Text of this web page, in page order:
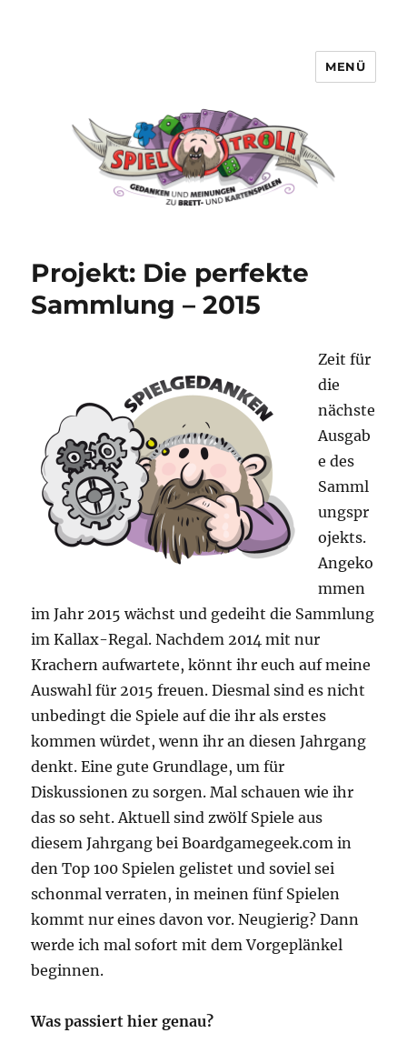
MENÜ
Projekt: Die perfekte
Sammlung – 2015
Zeit für
die
nächste
Ausgab
e des
Samml
ungspr
ojekts.
Angeko
mmen
im Jahr 2015 wächst und gedeiht die Sammlung
im Kallax-Regal. Nachdem 2014 mit nur
Krachern aufwartete, könnt ihr euch auf meine
Auswahl für 2015 freuen. Diesmal sind es nicht
unbedingt die Spiele auf die ihr als erstes
kommen würdet, wenn ihr an diesen Jahrgang
denkt. Eine gute Grundlage, um für
Diskussionen zu sorgen. Mal schauen wie ihr
das so seht. Aktuell sind zwölf Spiele aus
diesem Jahrgang bei Boardgamegeek.com in
den Top 100 Spielen gelistet und soviel sei
schonmal verraten, in meinen fünf Spielen
kommt nur eines davon vor. Neugierig? Dann
werde ich mal sofort mit dem Vorgeplänkel
beginnen.
Was passiert hier genau?